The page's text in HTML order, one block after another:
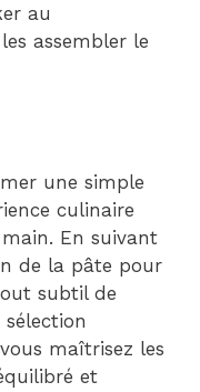
au
assembler le
une simple
culinaire
En suivant
de la pâte pour
subtil de
maîtrisez les
et